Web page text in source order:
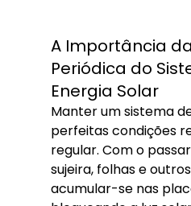
A Importância
Periódica do
Energia Solar
Manter um sistema
perfeitas condições
regular. Com o
sujeira, folhas e
acumular-se nas